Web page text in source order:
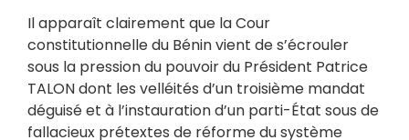
Il apparaît clairement que la Cour
constitutionnelle du Bénin vient de s’écrouler
sous la pression du pouvoir du Président Patrice
TALON dont les velléités d’un troisième mandat
déguisé et à l’instauration d’un parti-État sous de
fallacieux prétextes de réforme du système